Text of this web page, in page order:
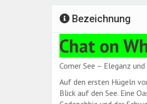
Bezeichnung
Chat on
Comer See – Eleganz
Auf den ersten Hügeln
Blick auf den See. Eine